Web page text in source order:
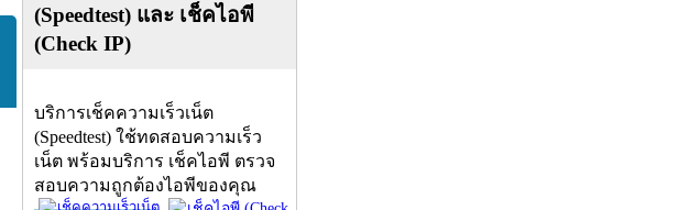
(Speedtest) และ เช็คไอพี
(Check IP)
บริการเช็คความเร็วเน็ต
(Speedtest) ใช้ทดสอบความเร็ว
เน็ต พร้อมบริการ เช็คไอพี ตรวจ
สอบความถูกต้องไอพีของคุณ